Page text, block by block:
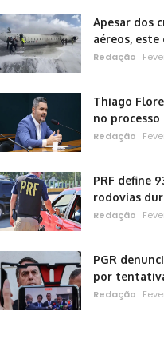
Apesar dos
aéreos, este
Redação
Thiago
no processo
Redação
PRF define
rodovias
Redação
PGR
por
Redação